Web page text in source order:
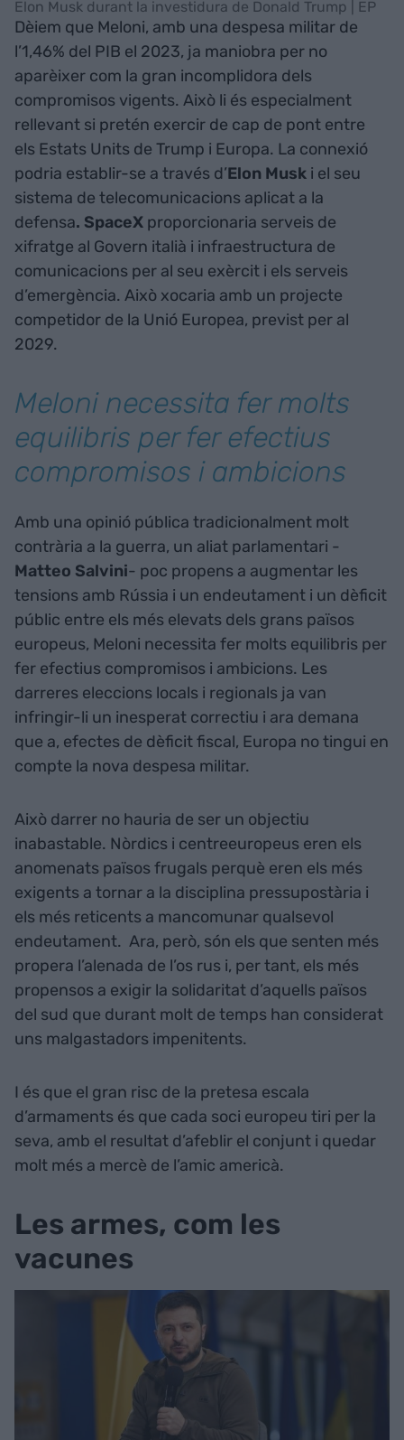
Elon Musk durant la investidura de Donald Trump | EP
Dèiem que Meloni, amb una despesa militar de
l’1,46% del PIB el 2023, ja maniobra per no
aparèixer com la gran incomplidora dels
compromisos vigents. Això li és especialment
rellevant si pretén exercir de cap de pont entre
els Estats Units de Trump i Europa. La connexió
podria establir-se a través d’Elon Musk i el seu
sistema de telecomunicacions aplicat a la
defensa. SpaceX proporcionaria serveis de
xifratge al Govern italià i infraestructura de
comunicacions per al seu exèrcit i els serveis
d’emergència. Això xocaria amb un projecte
competidor de la Unió Europea, previst per al
2029.
Meloni necessita fer molts
equilibris per fer efectius
compromisos i ambicions
Amb una opinió pública tradicionalment molt
contrària a la guerra, un aliat parlamentari -
Matteo Salvini- poc propens a augmentar les
tensions amb Rússia i un endeutament i un dèficit
públic entre els més elevats dels grans països
europeus, Meloni necessita fer molts equilibris per
fer efectius compromisos i ambicions. Les
darreres eleccions locals i regionals ja van
infringir-li un inesperat correctiu i ara demana
que a, efectes de dèficit fiscal, Europa no tingui en
compte la nova despesa militar.
Això darrer no hauria de ser un objectiu
inabastable. Nòrdics i centreeuropeus eren els
anomenats països frugals perquè eren els més
exigents a tornar a la disciplina pressupostària i
els més reticents a mancomunar qualsevol
endeutament. Ara, però, són els que senten més
propera l’alenada de l’os rus i, per tant, els més
propensos a exigir la solidaritat d’aquells països
del sud que durant molt de temps han considerat
uns malgastadors impenitents.
I és que el gran risc de la pretesa escala
d’armaments és que cada soci europeu tiri per la
seva, amb el resultat d’afeblir el conjunt i quedar
molt més a mercè de l’amic americà.
Les armes, com les
vacunes